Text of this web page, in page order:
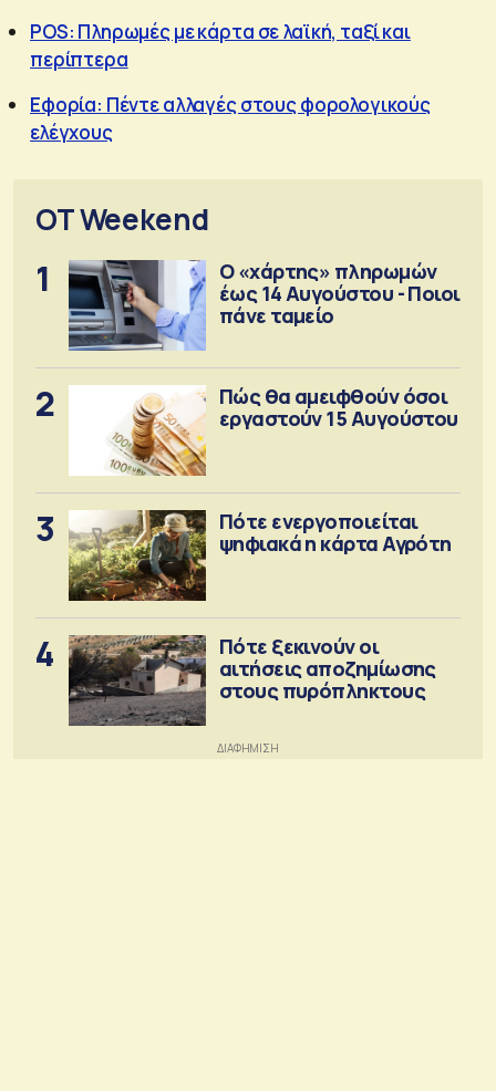
POS: Πληρωμές με κάρτα σε λαϊκή, ταξί και
περίπτερα
Εφορία: Πέντε αλλαγές στους φορολογικούς
ελέγχους
OT Weekend
1
Ο «χάρτης» πληρωμών
έως 14 Αυγούστου - Ποιοι
πάνε ταμείο
2
Πώς θα αμειφθούν όσοι
εργαστούν 15 Αυγούστου
3
Πότε ενεργοποιείται
ψηφιακά η κάρτα Αγρότη
4
Πότε ξεκινούν οι
αιτήσεις αποζημίωσης
στους πυρόπληκτους